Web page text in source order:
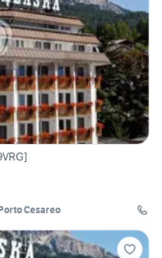
Cesareo